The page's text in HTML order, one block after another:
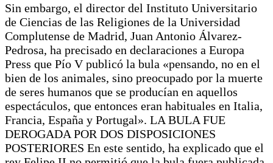
Sin embargo, el director del Instituto Universitario
de Ciencias de las Religiones de la Universidad
Complutense de Madrid, Juan Antonio Álvarez-
Pedrosa, ha precisado en declaraciones a Europa
Press que Pío V publicó la bula «pensando, no en el
bien de los animales, sino preocupado por la muerte
de seres humanos que se producían en aquellos
espectáculos, que entonces eran habituales en Italia,
Francia, España y Portugal». LA BULA FUE
DEROGADA POR DOS DISPOSICIONES
POSTERIORES En este sentido, ha explicado que el